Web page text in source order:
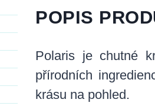
POPIS
Polaris je chutné
přírodních
krásu na pohled.